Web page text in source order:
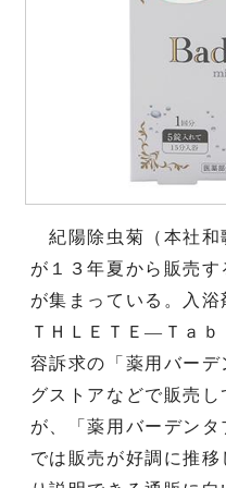
紀陽除虫菊（本社和
が１３年夏から販売す
が集まっている。入浴
ＴＨＬＥＴＥ―Ｔａｂ
容訴求の「薬用バー
グストアなどで販売
が、「薬用バーデン
では販売が好調に推